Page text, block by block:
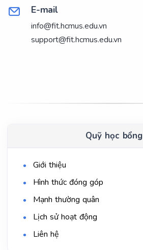
E-mail
info@fit.hcmus.edu.vn
support@fit.hcmus.edu.vn
Quỹ học bổng
Giới thiệu
Hình thức đóng góp
Mạnh thường quân
Lịch sử hoạt động
Liên hệ